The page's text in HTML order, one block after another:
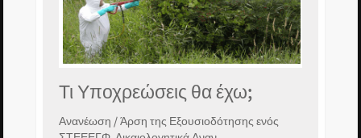
Τι Υποχρεώσεις θα έχω;
Ανανέωση / Άρση της Εξουσιοδότησης ενός